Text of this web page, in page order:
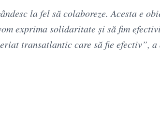
la fel să colaboreze. Acesta e
exprima solidaritate și să fim
transatlantic care să fie efectiv”,